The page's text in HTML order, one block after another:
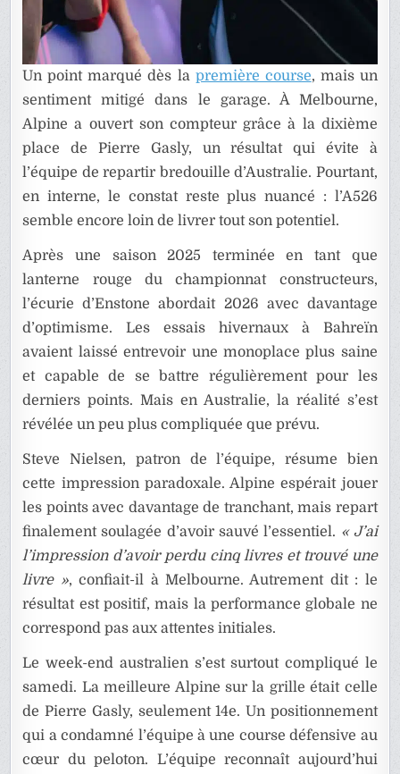
Un point marqué dès la première course, mais un
sentiment mitigé dans le garage. À Melbourne,
Alpine a ouvert son compteur grâce à la dixième
place de Pierre Gasly, un résultat qui évite à
l’équipe de repartir bredouille d’Australie. Pourtant,
en interne, le constat reste plus nuancé : l’A526
semble encore loin de livrer tout son potentiel.
Après une saison 2025 terminée en tant que
lanterne rouge du championnat constructeurs,
l’écurie d’Enstone abordait 2026 avec davantage
d’optimisme. Les essais hivernaux à Bahreïn
avaient laissé entrevoir une monoplace plus saine
et capable de se battre régulièrement pour les
derniers points. Mais en Australie, la réalité s’est
révélée un peu plus compliquée que prévu.
Steve Nielsen, patron de l’équipe, résume bien
cette impression paradoxale. Alpine espérait jouer
les points avec davantage de tranchant, mais repart
finalement soulagée d’avoir sauvé l’essentiel. « J’ai
l’impression d’avoir perdu cinq livres et trouvé une
livre », confiait-il à Melbourne. Autrement dit : le
résultat est positif, mais la performance globale ne
correspond pas aux attentes initiales.
Le week-end australien s’est surtout compliqué le
samedi. La meilleure Alpine sur la grille était celle
de Pierre Gasly, seulement 14e. Un positionnement
qui a condamné l’équipe à une course défensive au
cœur du peloton. L’équipe reconnaît aujourd’hui